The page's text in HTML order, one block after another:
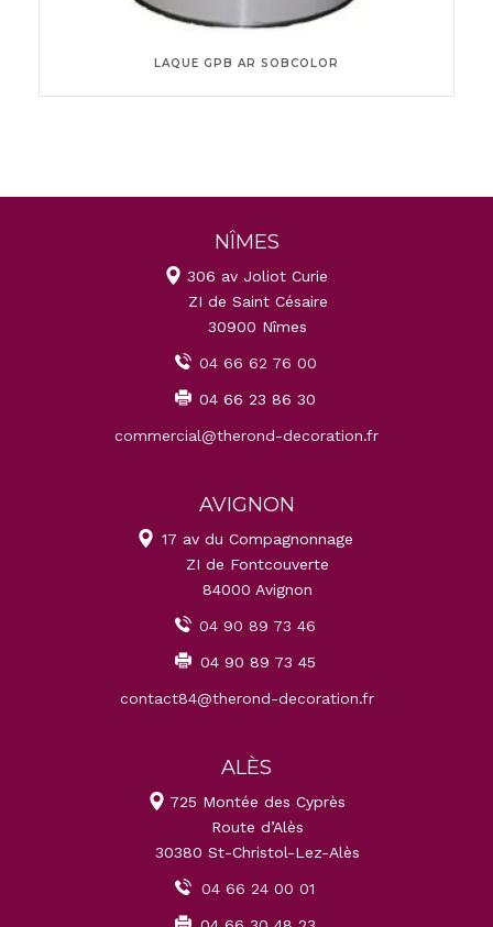
LAQUE GPB AR SOBCOLOR
NÎMES
306 av Joliot Curie
ZI de Saint Césaire
30900 Nîmes
04 66 62 76 00
04 66 23 86 30
commercial@therond-decoration.fr
AVIGNON
17 av du Compagnonnage
ZI de Fontcouverte
84000 Avignon
04 90 89 73 46
04 90 89 73 45
contact84@therond-decoration.fr
ALÈS
725 Montée des Cyprès
Route d’Alès
30380 St-Christol-Lez-Alès
04 66 24 00 01